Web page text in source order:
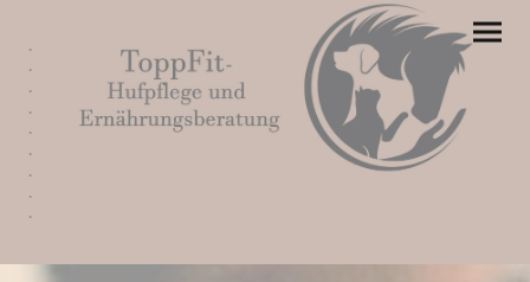
.
.
.
.
.
.
.
.
.